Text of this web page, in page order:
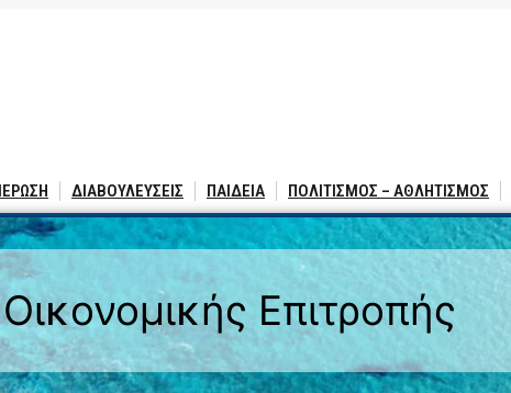
ΔΙΑΒΟΥΛΕΥΣΕΙΣ ΠΑΙΔΕΙΑ ΠΟΛΙΤΙΣΜΟΣ – ΑΘΛΗΤΙΣΜΟΣ
Επιτροπής